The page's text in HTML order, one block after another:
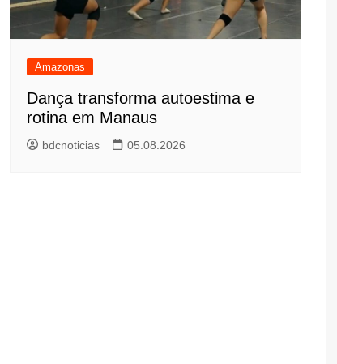
Amazonas
Dança transforma autoestima e
rotina em Manaus
bdcnoticias 05.08.2026